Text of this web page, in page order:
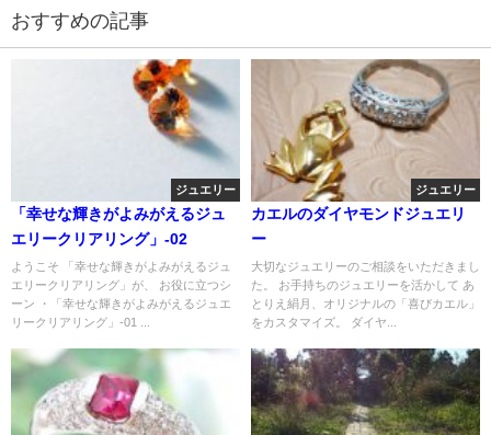
おすすめの記事
ジュエリー
「幸せな輝きがよみがえるジュ
エリークリアリング」-02
ようこそ 「幸せな輝きがよみがえるジュ
エリークリアリング」が、 お役に立つシ
ーン ・「幸せな輝きがよみがえるジュエ
リークリアリング」-01 ...
ジュエリー
カエルのダイヤモンドジュエリ
ー
大切なジュエリーのご相談をいただきまし
た。 お手持ちのジュエリーを活かして あ
とりえ絹月、オリジナルの「喜びカエル」
をカスタマイズ。 ダイヤ...